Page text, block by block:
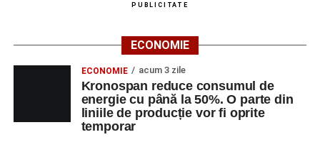
Ora 18.00– Activități recreative pentru copii, susținute de
trupele de teatru„Gepetto”și„Pied Piper”
Seară cu tradiții săsești, cu participarea:
Fanfarei din Petrești;
PUBLICITATE
ECONOMIE
ECONOMIE acum 3 zile
Kronospan reduce consumul de
energie cu până la 50%. O parte din
liniile de producție vor fi oprite
temporar